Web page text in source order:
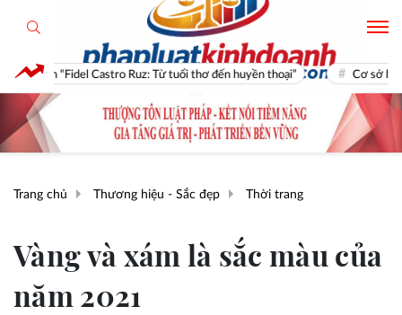
Castro Ruz: Từ tuổi thơ đến huyền thoại” Cơ sở lý luận và kinh
Trang chủ Thương hiệu - Sắc đẹp Thời trang
Vàng và xám là sắc màu của
năm 2021